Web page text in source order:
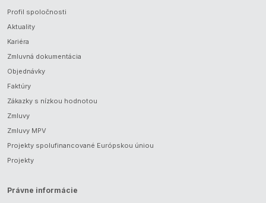
Profil spoločnosti
Aktuality
Kariéra
Zmluvná dokumentácia
Objednávky
Faktúry
Zákazky s nízkou hodnotou
Zmluvy
Zmluvy MPV
Projekty spolufinancované Európskou úniou
Projekty
Právne informácie